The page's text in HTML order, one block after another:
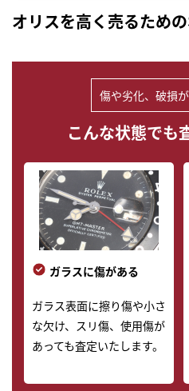
オリスを高く売るため
傷や劣化、破損
こんな状態でも
ガラスに傷がある
ガラス表面に擦り傷や小さ
な欠け、スリ傷、使用傷が
あっても査定いたします。